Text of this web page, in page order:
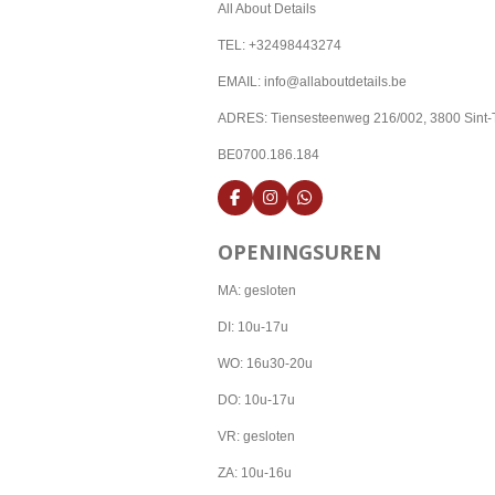
All About Details
TEL: +32498443274
EMAIL: info@allaboutdetails.be
ADRES: Tiensesteenweg 216/002, 3800 Sint-
BE0700.186.184
F
a
e
o
I
n
t
r
m
W
h
t
OPENINGSUREN
MA: gesloten
DI: 10u-17u
WO: 16u30-20u
DO: 10u-17u
VR: gesloten
ZA: 10u-16u